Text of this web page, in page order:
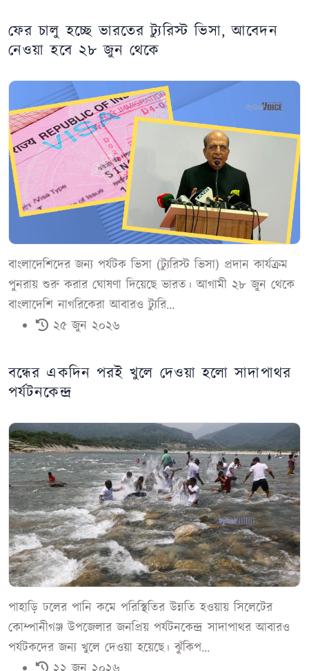
ফের চালু হচ্ছে ভারতের ট্যুরিস্ট ভিসা, আবেদন
নেওয়া হবে ২৮ জুন থেকে
বাংলাদেশিদের জন্য পর্যটক ভিসা (ট্যুরিস্ট ভিসা) প্রদান কার্যক্রম
পুনরায় শুরু করার ঘোষণা দিয়েছে ভারত। আগামী ২৮ জুন থেকে
বাংলাদেশি নাগরিকেরা আবারও ট্যুরি...
২৫ জুন ২০২৬
বন্ধের একদিন পরই খুলে দেওয়া হলো সাদাপাথর
পর্যটনকেন্দ্র
পাহাড়ি ঢলের পানি কমে পরিস্থিতির উন্নতি হওয়ায় সিলেটের
কোম্পানীগঞ্জ উপজেলার জনপ্রিয় পর্যটনকেন্দ্র সাদাপাথর আবারও
পর্যটকদের জন্য খুলে দেওয়া হয়েছে। ঝুঁকিপ...